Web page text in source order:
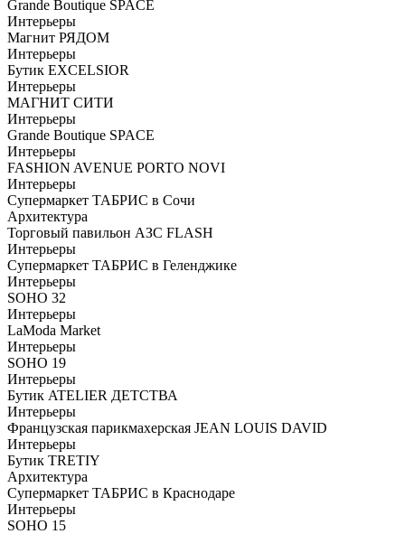
Grande Boutique SPACE
Интерьеры
Магнит РЯДОМ
Интерьеры
Бутик EXCELSIOR
Интерьеры
МАГНИТ СИТИ
Интерьеры
Grande Boutique SPACE
Интерьеры
FASHION AVENUE PORTO NOVI
Интерьеры
Супермаркет ТАБРИС в Сочи
Архитектура
Торговый павильон АЗС FLASH
Интерьеры
Супермаркет ТАБРИС в Геленджике
Интерьеры
SOHO 32
Интерьеры
LaModa Market
Интерьеры
SOHO 19
Интерьеры
Бутик ATELIER ДЕТСТВА
Интерьеры
Французская парикмахерская JEAN LOUIS DAVID
Интерьеры
Бутик TRETIY
Архитектура
Супермаркет ТАБРИС в Краснодаре
Интерьеры
SOHO 15